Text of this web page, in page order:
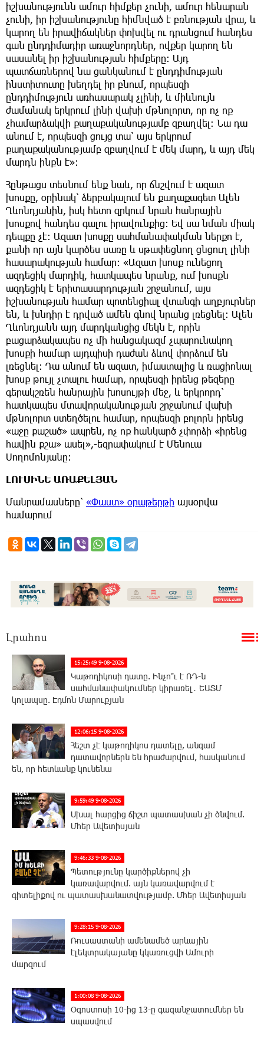
իշխանությունն ամուր հիմքեր չունի, ամուր հենարան
չունի, իր իշխանությունը հիմնված է բռնության վրա, և
կարող են իրավիճակներ փոխվել ու դրանցում հանդես
գան ընդդիմադիր առաջնորդներ, ովքեր կարող են
սասանել իր իշխանության հիմքերը։ Այդ
պատճառներով նա ցանկանում է ընդդիմության
ինստիտուտը խեղդել իր բնում, որպեսզի
ընդդիմություն առհասարակ չլինի, և միևնույն
ժամանակ երկրում լինի վախի մթնոլորտ, որ ոչ ոք
չհամարձակվի քաղաքականությամբ զբաղվել։ Նա դա
անում է, որպեսզի ցույց տա՝ այս երկրում
քաղաքականությամբ զբաղվում է մեկ մարդ, և այդ մեկ
մարդն ինքն է»։
Հընթացս տեսնում ենք նաև, որ ճնշվում է ազատ
խոսքը, օրինակ՝ ձերբակալում են քաղաքագետ Ալեն
Ղևոնդյանին, իսկ հետո զրկում նրան հանրային
խոսքով հանդես գալու իրավունքից։ Եվ սա նման միակ
դեպքը չէ։ Ազատ խոսքը սահմանափակման ներքո է,
քանի որ այն կարծես սառը և սթափեցնող ցնցուղ լինի
հասարակության համար։ «Ազատ խոսք ունեցող
ազդեցիկ մարդիկ, հատկապես նրանք, ում խոսքն
ազդեցիկ է երիտասարդության շրջանում, այս
իշխանության համար պոտենցիալ վտանգի աղբյուրներ
են, և խնդիր է դրված ամեն գնով նրանց լռեցնել։ Ալեն
Ղևոնդյանն այդ մարդկանցից մեկն է, որին
բացարձակապես ոչ մի հանցակազմ չպարունակող
խոսքի համար այդպիսի դաժան ձևով փորձում են
լռեցնել։ Դա անում են ազատ, իմաստալից և ռացիոնալ
խոսք թույլ չտալու համար, որպեսզի իրենց թեզերը
գերակշռեն հանրային խոսույթի մեջ, և երկրորդ՝
հատկապես մտավորականության շրջանում վախի
մթնոլորտ ստեղծելու համար, որպեսզի բոլորն իրենց
«աջը քաշած» ապրեն, ոչ ոք հանկարծ չփորձի «իրենց
հավին քշա» ասել»,-եզրափակում է Մենուա
Սողոմոնյանը։
ԼՈՒՍԻՆԵ ԱՌԱՔԵԼՅԱՆ
Մանրամասները՝ «Փաստ» օրաթերթի այսօրվա
համարում
Լրահոս
15:25:49 9-08-2026
Կաթողիկոսի դատը. Ինչո՞ւ է ՌԴ-ն
սահմանափակումներ կիրառել․ ԵԱՏՄ
կոլապսը. Էդմոն Մարուքյան
12:06:15 9-08-2026
Հեշտ չէ կաթողիկոս դատելը, անգամ
դատավորներն են հրաժարվում, հասկանում
են, որ հետևանք կունենա
9:59:49 9-08-2026
Սխալ հարցից ճիշտ պատասխան չի ծնվում.
Մհեր Ավետիսյան
9:46:33 9-08-2026
Պետությունը կարծիքներով չի
կառավարվում. այն կառավարվում է
գիտելիքով ու պատասխանատվությամբ. Մհեր Ավետիսյան
9:28:15 9-08-2026
Ռուսաստանի ամենամեծ արևային
էլեկտրակայանը կկառուցվի Ամուրի
մարզում
1:00:08 9-08-2026
Օգոստոսի 10-ից 13-ը գազանջատումներ են
սպասվում